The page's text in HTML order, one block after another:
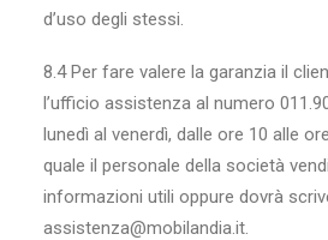
d’uso degli stessi.
8.4 Per fare valere la garanzia il
l’ufficio assistenza al numero
lunedì al venerdì, dalle ore 10 alle
quale il personale della società
informazioni utili oppure dovrà
assistenza@mobilandia.it.